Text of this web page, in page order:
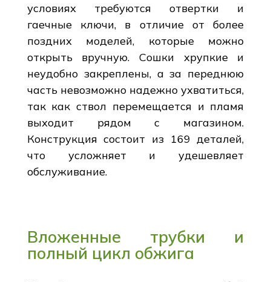
условиях требуются отвертки и
гаечные ключи, в отличие от более
поздних моделей, которые можно
открыть вручную. Сошки хрупкие и
неудобно закреплены, а за переднюю
часть невозможно надежно ухватиться,
так как ствол перемещается и пламя
выходит рядом с магазином.
Конструкция состоит из 169 деталей,
что усложняет и удешевляет
обслуживание.
Вложенные трубки и
полный цикл обжига